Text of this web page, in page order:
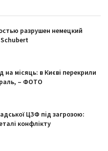
разрушен немецкий
на місяць: в Києві перекрили
– ФОТО
ЦЗФ під загрозою:
конфлікту